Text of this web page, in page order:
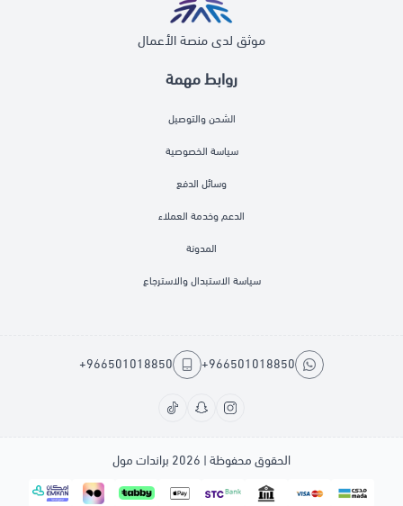
روابط مهمة
الشحن والتوصيل
سياسة الخصوصية
وسائل الدفع
الدعم وخدمة العملاء
المدونة
سياسة الاستبدال والاسترجاع
موثق لدى منصة الأعمال
+966501018850
+966501018850
الحقوق محفوظة | 2026 براندات مول